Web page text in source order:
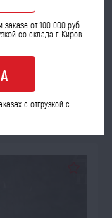
от 100 000 руб.
со склада г. Киров
с отгрузкой с